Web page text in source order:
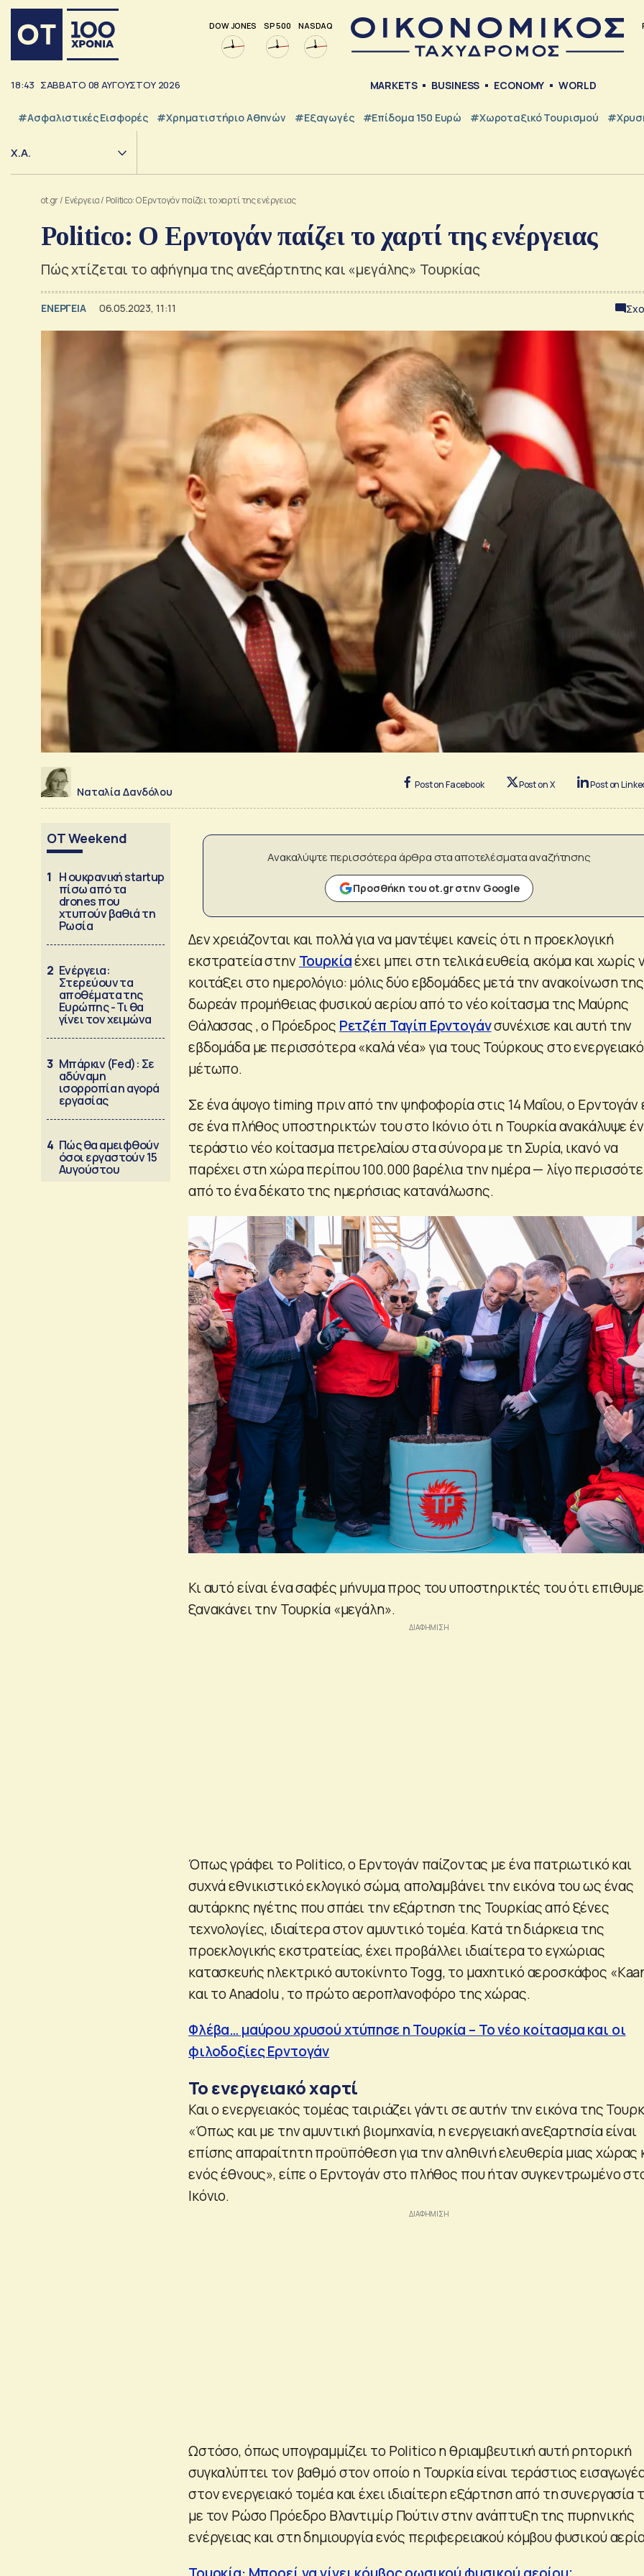
DOW JONES SP 500 NASDAQ
18:43 ΣΑΒΒΑΤΟ 08 ΑΥΓΟΥΣΤΟΥ 2026 MARKETS BUSINESS ECONOMY WORLD
#Ασφαλιστικές Εισφορές #Χρηματιστήριο Αθηνών #εξαγωγές #Επίδομα 150 Ευρώ #Χωροταξικό Τουρισμού
Χ.Α.
ot.gr/ Ενέργεια/ Politico: Ο Ερντογάν παίζει το χαρτί της ενέργειας
Politico: Ο Ερντογάν παίζει το χαρτί της ενέργειας
Πώς χτίζεται το αφήγημα της ανεξάρτητης και «μεγάλης» Τουρκίας
ΕΝΕΡΓΕΙΑ 06.05.2023, 11:11
Ναταλία Δανδόλου
Post on Facebook Post on X Post on
OT Weekend
1 Η ουκρανική startup
πίσω από τα
drones που
χτυπούν βαθιά τη
Ρωσία
2 Ενέργεια:
Στερεύουν τα
αποθέματα της
Ευρώπης - Τι θα
γίνει τον χειμώνα
3 Μπάρκιν (Fed): Σε
αδύναμη
ισορροπία η αγορά
εργασίας
4 Πώς θα αμειφθούν
όσοι εργαστούν 15
Αυγούστου
Ανακαλύψτε περισσότερα άρθρα στα αποτελέσματα αναζήτησης
Προσθήκη του ot.gr στην Google
Δεν χρειάζονται και πολλά για να μαντέψει κανείς ότι η προεκλογική
εκστρατεία στην Τουρκίαέχει μπει στη τελικά ευθεία, ακόμα και χωρίς
κοιτάξει στο ημερολόγιο: μόλις δύο εβδομάδες μετά την ανακοίνωση της
δωρεάν προμήθειας φυσικού αερίου από το νέο κοίτασμα της Μαύρης
Θάλασσας , ο Πρόεδρος Ρετζέπ Ταγίπ Ερντογάνσυνέχισε και αυτή την
εβδομάδα με περισσότερα «καλά νέα» για τους Τούρκους στο ενεργειακό
μέτωπο.
Σε ένα άψογο timing πριν από την ψηφοφορία στις 14 Μαΐου, ο Ερντογάν
σε ένα πλήθος υποστηρικτών του στο Ικόνιο ότι η Τουρκία ανακάλυψε
τεράστιο νέο κοίτασμα πετρελαίου στα σύνορα με τη Συρία, ικανό να
παρέχει στη χώρα περίπου 100.000 βαρέλια την ημέρα — λίγο
από το ένα δέκατο της ημερήσιας κατανάλωσης.
Κι αυτό είναι ένα σαφές μήνυμα προς του υποστηρικτές του ότι
ξανακάνει την Τουρκία «μεγάλη».
Όπως γράφει το Politico, ο Ερντογάν παίζοντας με ένα πατριωτικό και
συχνά εθνικιστικό εκλογικό σώμα, απολαμβάνει την εικόνα του ως ένας
αυτάρκης ηγέτης που σπάει την εξάρτηση της Τουρκίας από ξένες
τεχνολογίες, ιδιαίτερα στον αμυντικό τομέα. Κατά τη διάρκεια της
προεκλογικής εκστρατείας, έχει προβάλλει ιδιαίτερα το εγχώριας
κατασκευής ηλεκτρικό αυτοκίνητο Togg, το μαχητικό αεροσκάφος
και το Anadolu , το πρώτο αεροπλανοφόρο της χώρας.
Φλέβα… μαύρου χρυσού χτύπησε η Τουρκία – Το νέο κοίτασμα και οι
φιλοδοξίες Ερντογάν
Το ενεργειακό χαρτί
Και ο ενεργειακός τομέας ταιριάζει γάντι σε αυτήν την εικόνα της
«Όπως και με την αμυντική βιομηχανία, η ενεργειακή ανεξαρτησία είναι
επίσης απαραίτητη προϋπόθεση για την αληθινή ελευθερία μιας χώρας
ενός έθνους», είπε ο Ερντογάν στο πλήθος που ήταν συγκεντρωμένο
Ικόνιο.
Ωστόσο, όπως υπογραμμίζει το Politico η θριαμβευτική αυτή ρητορική
συγκαλύπτει τον βαθμό στον οποίο η Τουρκία είναι τεράστιος
στον ενεργειακό τομέα και έχει ιδιαίτερη εξάρτηση από τη συνεργασία
με τον Ρώσο Πρόεδρο Βλαντιμίρ Πούτιν στην ανάπτυξη της πυρηνικής
ενέργειας και στη δημιουργία ενός περιφερειακού κόμβου φυσικού